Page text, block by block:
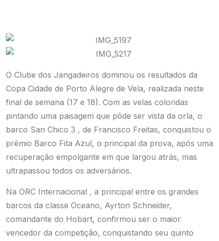
O Clube dos Jangadeiros dominou os resultados da
Copa Cidade de Porto Alegre de Vela, realizada neste
final de semana (17 e 18). Com as velas coloridas
pintando uma paisagem que pôde ser vista da orla, o
barco San Chico 3 , de Francisco Freitas, conquistou o
prêmio Barco Fita Azul, o principal da prova, após uma
recuperação empolgante em que largou atrás, mas
ultrapassou todos os adversários.
Na ORC Internacional , a principal entre os grandes
barcos da classe Oceano, Ayrton Schneider,
comandante do Hobart, confirmou ser o maior
vencedor da competição, conquistando seu quinto